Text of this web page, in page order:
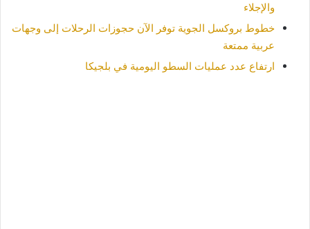
والإجلاء
خطوط بروكسل الجوية توفر الآن حجوزات الرحلات إلى وجهات
عربية ممتعة
ارتفاع عدد عمليات السطو اليومية في بلجيكا